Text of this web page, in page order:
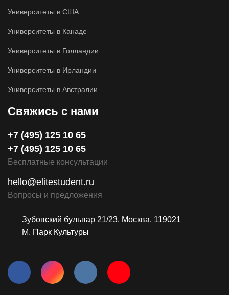
Университеты в США
Университеты в Канаде
Университеты в Голландии
Университеты в Ирландии
Университеты в Австралии
Свяжись с нами
+7 (495) 125 10 65
+7 (495) 125 10 65
Бесплатные консультации
hello@elitestudent.ru
Вопросы и предложения
Зубовский бульвар 21/23, Москва, 119021
М. Парк Культуры